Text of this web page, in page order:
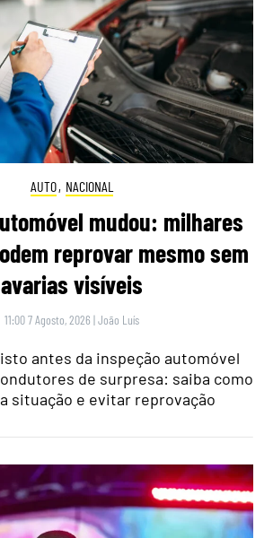
AUTO, NACIONAL
mudou: milhares
reprovar mesmo sem
avarias visíveis
11:00 7 Agosto, 2026 |João Luís
antes da inspeção automóvel
de surpresa: saiba como
situação e evitar reprovação